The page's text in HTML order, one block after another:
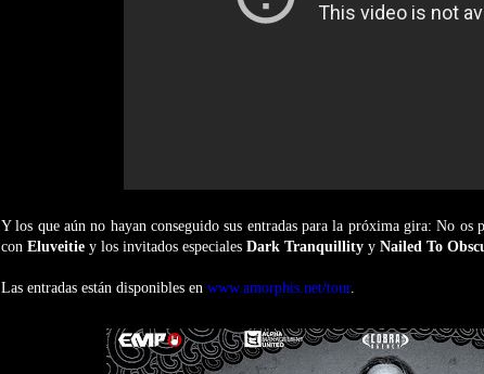
Y los que aún no hayan conseguido sus entradas para la próxima gira: No os
con Eluveitie y los invitados especiales Dark Tranquillity y Nailed To
Las entradas están disponibles en www.amorphis.net/tour.